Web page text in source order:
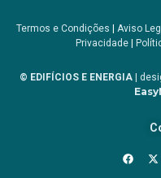
Termos e Condições Aviso
Privacidade|
© EDIFÍCIOS E ENERGIA |